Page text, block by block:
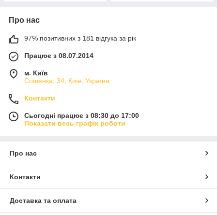
Про нас
97% позитивних з 181 відгука за рік
Працює з 08.07.2014
м. Київ
Сошенка, 34, Київ, Україна
Контакти
Сьогодні працює з 08:30 до 17:00
Показати весь графік роботи
Про нас
Контакти
Доставка та оплата